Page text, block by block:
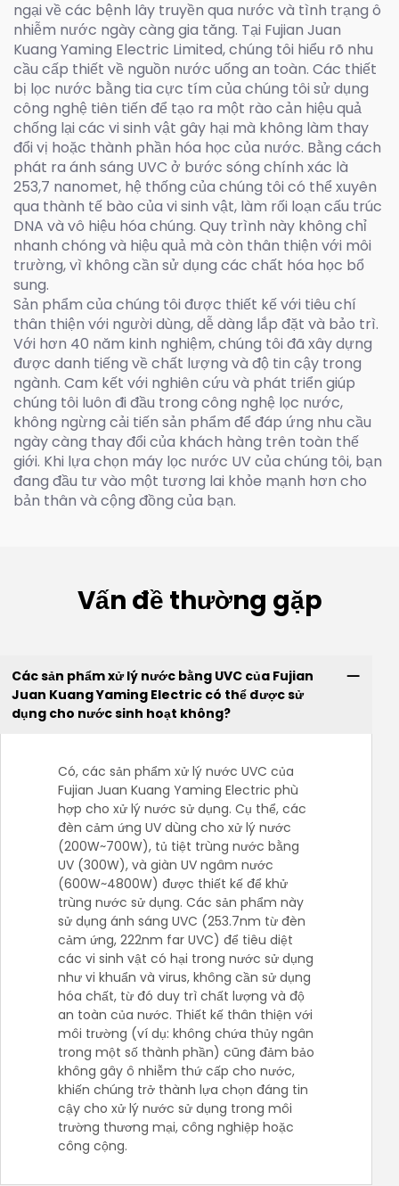
ngại về các bệnh lây truyền qua nước và tình trạng ô
nhiễm nước ngày càng gia tăng. Tại Fujian Juan
Kuang Yaming Electric Limited, chúng tôi hiểu rõ nhu
cầu cấp thiết về nguồn nước uống an toàn. Các thiết
bị lọc nước bằng tia cực tím của chúng tôi sử dụng
công nghệ tiên tiến để tạo ra một rào cản hiệu quả
chống lại các vi sinh vật gây hại mà không làm thay
đổi vị hoặc thành phần hóa học của nước. Bằng cách
phát ra ánh sáng UVC ở bước sóng chính xác là
253,7 nanomet, hệ thống của chúng tôi có thể xuyên
qua thành tế bào của vi sinh vật, làm rối loạn cấu trúc
DNA và vô hiệu hóa chúng. Quy trình này không chỉ
nhanh chóng và hiệu quả mà còn thân thiện với môi
trường, vì không cần sử dụng các chất hóa học bổ
sung.
Sản phẩm của chúng tôi được thiết kế với tiêu chí
thân thiện với người dùng, dễ dàng lắp đặt và bảo trì.
Với hơn 40 năm kinh nghiệm, chúng tôi đã xây dựng
được danh tiếng về chất lượng và độ tin cậy trong
ngành. Cam kết với nghiên cứu và phát triển giúp
chúng tôi luôn đi đầu trong công nghệ lọc nước,
không ngừng cải tiến sản phẩm để đáp ứng nhu cầu
ngày càng thay đổi của khách hàng trên toàn thế
giới. Khi lựa chọn máy lọc nước UV của chúng tôi, bạn
đang đầu tư vào một tương lai khỏe mạnh hơn cho
bản thân và cộng đồng của bạn.
Vấn đề thường gặp
Các sản phẩm xử lý nước bằng UVC của Fujian
Juan Kuang Yaming Electric có thể được sử
dụng cho nước sinh hoạt không?
Có, các sản phẩm xử lý nước UVC của
Fujian Juan Kuang Yaming Electric phù
hợp cho xử lý nước sử dụng. Cụ thể, các
đèn cảm ứng UV dùng cho xử lý nước
(200W~700W), tủ tiệt trùng nước bằng
UV (300W), và giàn UV ngâm nước
(600W~4800W) được thiết kế để khử
trùng nước sử dụng. Các sản phẩm này
sử dụng ánh sáng UVC (253.7nm từ đèn
cảm ứng, 222nm far UVC) để tiêu diệt
các vi sinh vật có hại trong nước sử dụng
như vi khuẩn và virus, không cần sử dụng
hóa chất, từ đó duy trì chất lượng và độ
an toàn của nước. Thiết kế thân thiện với
môi trường (ví dụ: không chứa thủy ngân
trong một số thành phần) cũng đảm bảo
không gây ô nhiễm thứ cấp cho nước,
khiến chúng trở thành lựa chọn đáng tin
cậy cho xử lý nước sử dụng trong môi
trường thương mại, công nghiệp hoặc
công cộng.